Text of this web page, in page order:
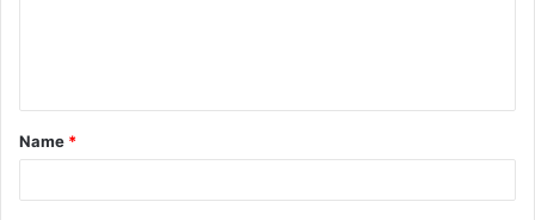
Name *